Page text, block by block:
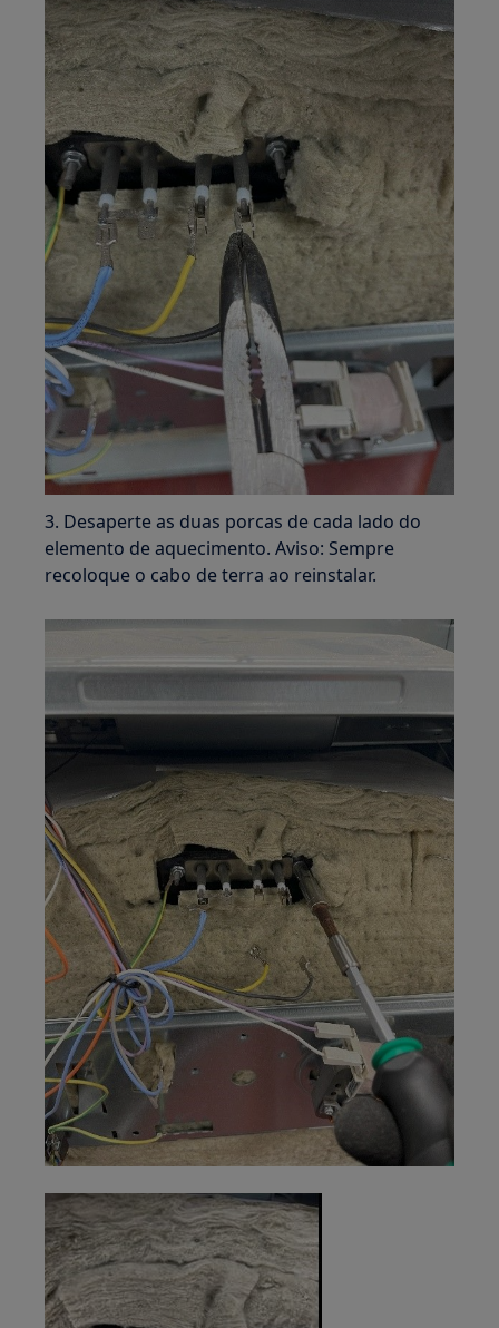
3. Desaperte as duas porcas de cada lado do
elemento de aquecimento. Aviso: Sempre
recoloque o cabo de terra ao reinstalar.